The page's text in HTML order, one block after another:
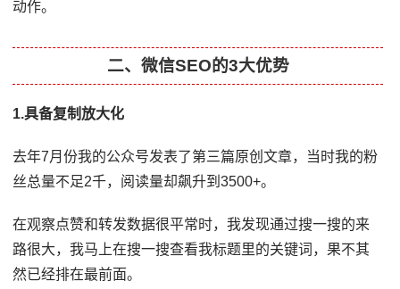
动作。
二、微信SEO的3大优势
1.具备复制放大化
去年7月份我的公众号发表了第三篇原创文章，当时我的粉
丝总量不足2千，阅读量却飙升到3500+。
在观察点赞和转发数据很平常时，我发现通过搜一搜的来
路很大，我马上在搜一搜查看我标题里的关键词，果不其
然已经排在最前面。